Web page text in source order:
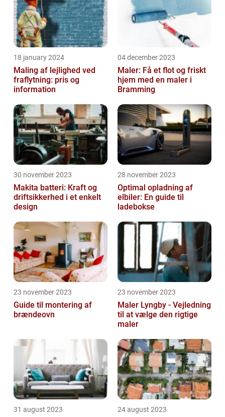
18 january 2024
Maling af lejlighed ved
fraflytning: pris og
information
04 december 2023
Maler: Få et flot og friskt
hjem med en maler i
Bramming
30 november 2023
Makita batteri: Kraft og
driftsikkerhed i et enkelt
design
28 november 2023
Optimal opladning af
elbiler: En guide til
ladebokse
23 november 2023
Guide til montering af
brændeovn
23 november 2023
Maler Lyngby - Vejledning
til at vælge den rigtige
maler
31 august 2023 24 august 2023